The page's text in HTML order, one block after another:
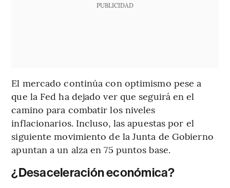
PUBLICIDAD
El mercado continúa con optimismo pese a
que la Fed ha dejado ver que seguirá en el
camino para combatir los niveles
inflacionarios. Incluso, las apuestas por el
siguiente movimiento de la Junta de Gobierno
apuntan a un alza en 75 puntos base.
¿Desaceleración económica?